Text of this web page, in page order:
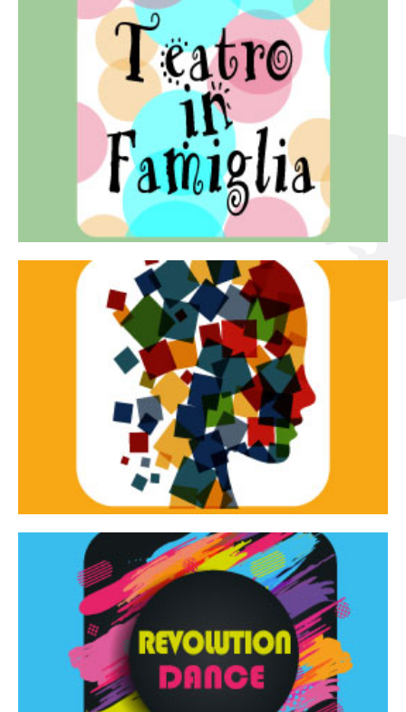
Teatro in famiglia
Teatro In Famiglia è una rassegna di teatro concepita
per far condividere e godere del teatro all’intera
famiglia.
Continua
Tracce dinamiche
Tracce Dinamiche è una rassegna di teatro
d’innovazione e sperimentale.
Continua
Revolution Dance
Rassegna di danza contemporanea – I Edizione